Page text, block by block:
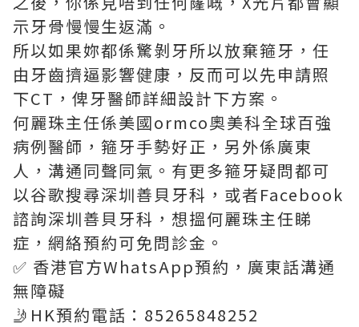
示牙骨慢慢生返滿。
所以如果妳都係驚剝牙所以放棄箍牙，任
由牙齒擠逼影響健康，反而可以先申請照
下CT，俾牙醫師詳細設計下方案。
何麗珠主任係美國ormco奧美科全球百強
病例醫師，箍牙手勢好正，另外係廣東
人，溝通同聲同氣。有更多箍牙疑問都可
以谷歌搜尋深圳善貝牙科，或者Facebook
諮詢深圳善貝牙科，想搵何麗珠主任睇
症，網絡預約可免問診金。
✅ 香港官方WhatsApp預約，廣東話溝通
無障礙
🤳HK預約電話：85265848252